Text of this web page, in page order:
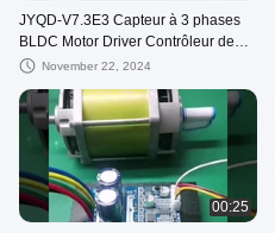
JYQD-V7.3E3 Capteur à 3 phases
BLDC Motor Driver Contrôleur de
moteur avec régulateur de courant
November 22, 2024
00:25